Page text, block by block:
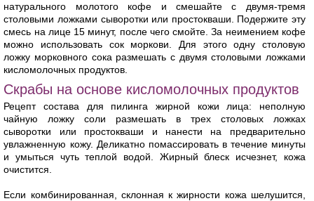
натурального молотого кофе и смешайте с двумя-тремя
столовыми ложками сыворотки или простокваши. Подержите эту
смесь на лице 15 минут, после чего смойте. За неимением кофе
можно использовать сок моркови. Для этого одну столовую
ложку морковного сока размешать с двумя столовыми ложками
кисломолочных продуктов.
Скрабы на основе кисломолочных продуктов
Рецепт состава для пилинга жирной кожи лица: неполную
чайную ложку соли размешать в трех столовых ложках
сыворотки или простокваши и нанести на предварительно
увлажненную кожу. Деликатно помассировать в течение минуты
и умыться чуть теплой водой. Жирный блеск исчезнет, кожа
очистится.
Если комбинированная, склонная к жирности кожа шелушится,